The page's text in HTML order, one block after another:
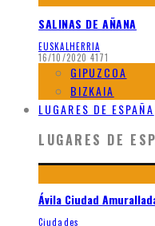
SALINAS DE AÑANA
EUSKALHERRIA
16/10/2020 4171
GIPUZCOA
BIZKAIA
LUGARES DE ESPAÑA
LUGARES DE
Ávila Ciudad
Ciudades